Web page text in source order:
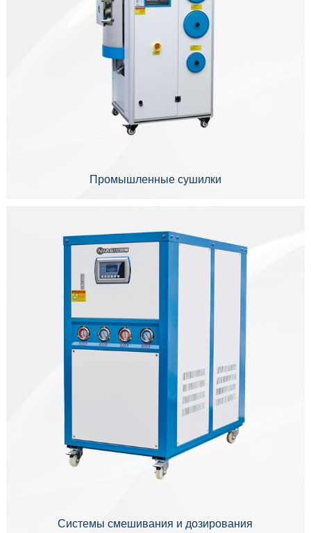
Промышленные сушилки
Системы смешивания и дозирования